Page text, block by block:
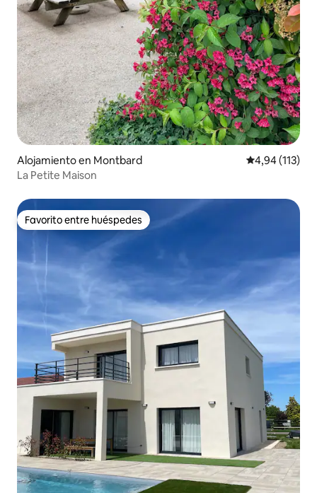
Alojamiento en Montbard Calificación
4,94 (113)
La Petite Maison
Favorito entre huéspedes
Favorito entre huéspedes